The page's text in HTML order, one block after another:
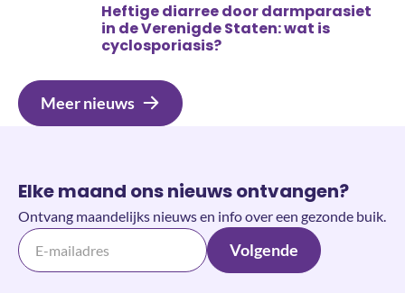
Heftige diarree door darmparasiet
in de Verenigde Staten: wat is
cyclosporiasis?
Meer nieuws
Elke maand ons nieuws ontvangen?
Ontvang maandelijks nieuws en info over een gezonde buik.
Volgende